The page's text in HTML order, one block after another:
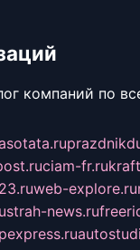
компаний по
ciam-fr.ru
web-explore.ru
strah-news.ru